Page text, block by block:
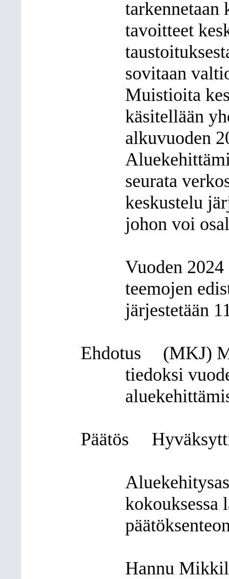
tarkennetaan
tavoitteet
sovitaan
Muistioita
käsitellään
alkuvuoden
seurata
keskustelu
johon voi
Vuoden
teemojen
järjestetään
Ehdotus (MKJ)
tiedoksi
Päätös
kokouksessa
Hannu